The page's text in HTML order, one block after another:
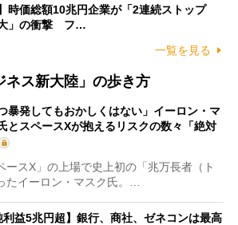
時価総額10兆円企業が「2連続ストップ
」の衝撃 フ…
一覧を見る
ネス新大陸」の歩き方
つ暴発してもおかしくはない」イーロン・マ
とスペースXが抱えるリスクの数々「絶対
スX」の上場で史上初の「兆万長者（ト
たイーロン・マスク氏。…
利益5兆円超】銀行、商社、ゼネコンは最高